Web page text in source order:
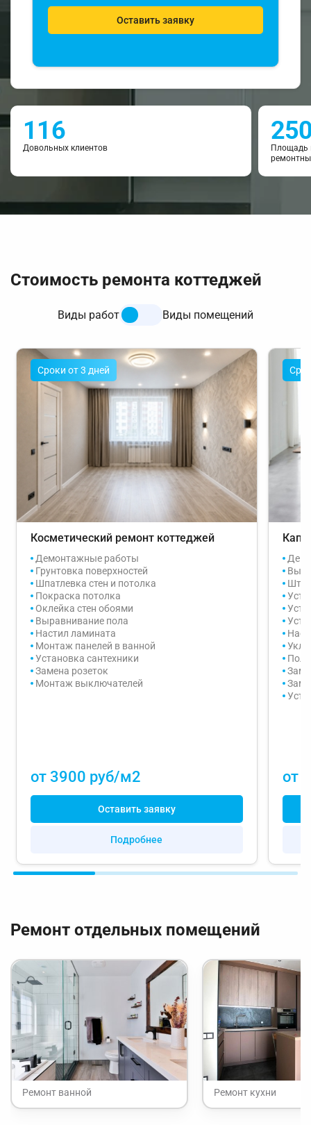
Оставить заявку
116
Довольных клиентов
Площадь
Стоимость ремонта коттеджей
Виды работ Виды помещений
Cроки от 3 дней
Косметический ремонт коттеджей
Демонтажные работы
Грунтовка поверхностей
Шпатлевка стен и потолка
Покраска потолка
Оклейка стен обоями
Выравнивание пола
Настил ламината
Монтаж панелей в ванной
Установка сантехники
Замена розеток
Монтаж выключателей
от 3900 руб/м2
Оставить заявку
Подробнее
от
Ремонт отдельных помещений
Ремонт ванной Ремонт кухни